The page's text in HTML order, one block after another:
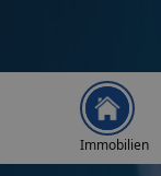
Immobilien